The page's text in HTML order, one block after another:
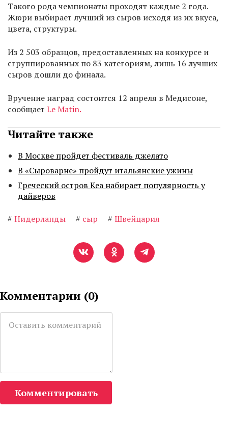
Такого рода чемпионаты проходят каждые 2 года.
Жюри выбирает лучший из сыров исходя из их вкуса,
цвета, структуры.
Из 2 503 образцов, предоставленных на конкурсе и
сгруппированных по 83 категориям, лишь 16 лучших
сыров дошли до финала.
Вручение наград состоится 12 апреля в Медисоне,
сообщает Le Matin.
Читайте также
В Москве пройдет фестиваль джелато
В «Сыроварне» пройдут итальянские ужины
Греческий остров Кеа набирает популярность у
дайверов
# Нидерланды # сыр # Швейцария
Комментарии (0)
Комментировать